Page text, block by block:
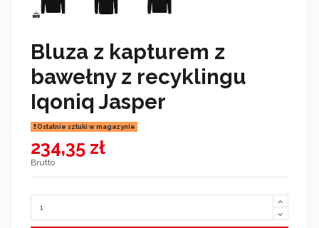
Bluza z kapturem z
bawełny z recyklingu
Iqoniq Jasper
Ostatnie sztuki w magazynie
234,35 zł
Brutto